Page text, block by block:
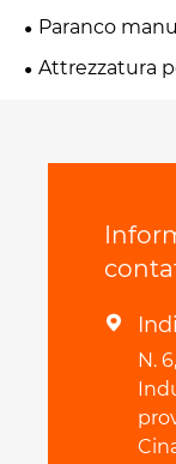
Paranco
Attrezzatura

N.